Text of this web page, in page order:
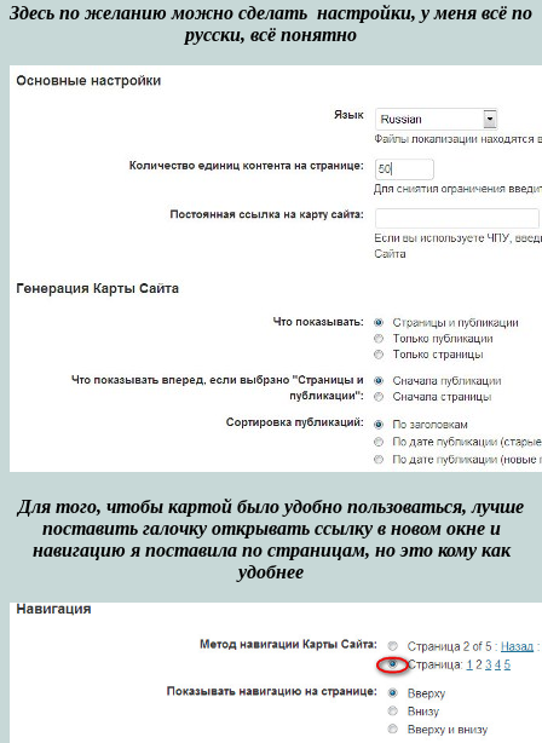
Здесь по желанию можно сделать настройки, у меня всё по
русски, всё понятно
Для того, чтобы картой было удобно пользоваться, лучше
поставить галочку открывать ссылку в новом окне и
навигацию я поставила по страницам, но это кому как
удобнее